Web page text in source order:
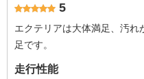
5
エクテリアは大体満足、汚
足です。
走行性能